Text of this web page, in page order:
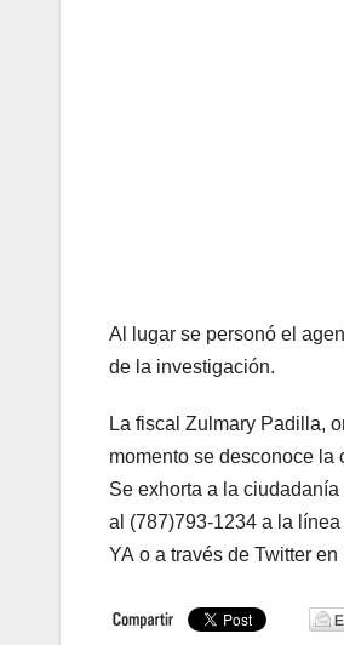
Al lugar se personó el
de la investigación.
La fiscal Zulmary Padilla,
momento se desconoce la
Se exhorta a la
al (787)793-1234 a la
YA o a través de Twitter